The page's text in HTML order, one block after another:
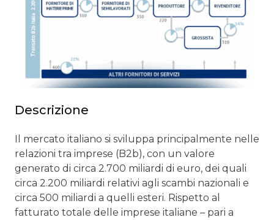
Descrizione
Il mercato italiano si sviluppa principalmente nelle
relazioni tra imprese (B2b), con un valore
generato di circa 2.700 miliardi di euro, dei quali
circa 2.200 miliardi relativi agli scambi nazionali e
circa 500 miliardi a quelli esteri. Rispetto al
fatturato totale delle imprese italiane – pari a